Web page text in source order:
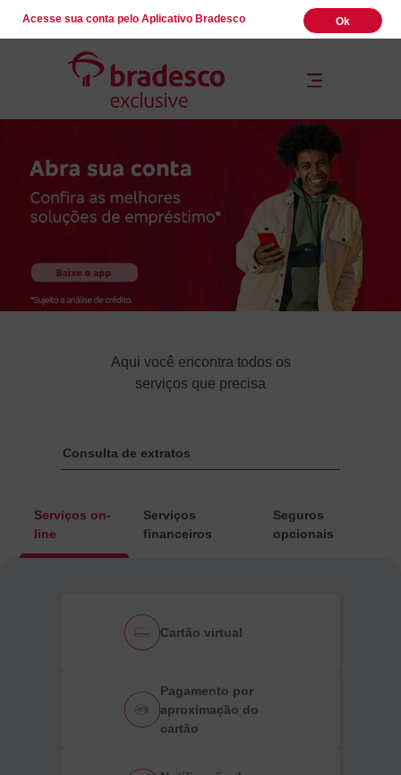
Acesse sua conta pelo Aplicativo Bradesco Ok
Aqui você encontra todos os
serviços que precisa
Serviços on-
line
Serviços
financeiros
Seguros
opcionais
Cartão virtual
Pagamento por
aproximação do
cartão